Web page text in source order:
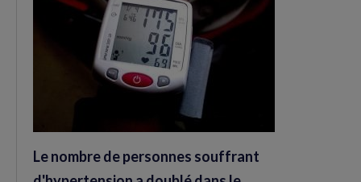
Le nombre de personnes souffrant